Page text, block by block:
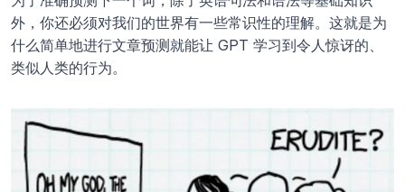
外，你还必须对我们的世界有一些常识性的理解。这就是为
什么简单地进行文章预测就能让 GPT 学习到令人惊讶的、
类似人类的行为。